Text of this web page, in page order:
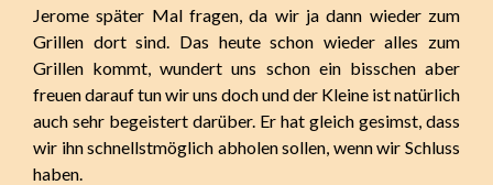
Jerome später Mal fragen, da wir ja dann wieder zum
Grillen dort sind. Das heute schon wieder alles zum
Grillen kommt, wundert uns schon ein bisschen aber
freuen darauf tun wir uns doch und der Kleine ist natürlich
auch sehr begeistert darüber. Er hat gleich gesimst, dass
wir ihn schnellstmöglich abholen sollen, wenn wir Schluss
haben.